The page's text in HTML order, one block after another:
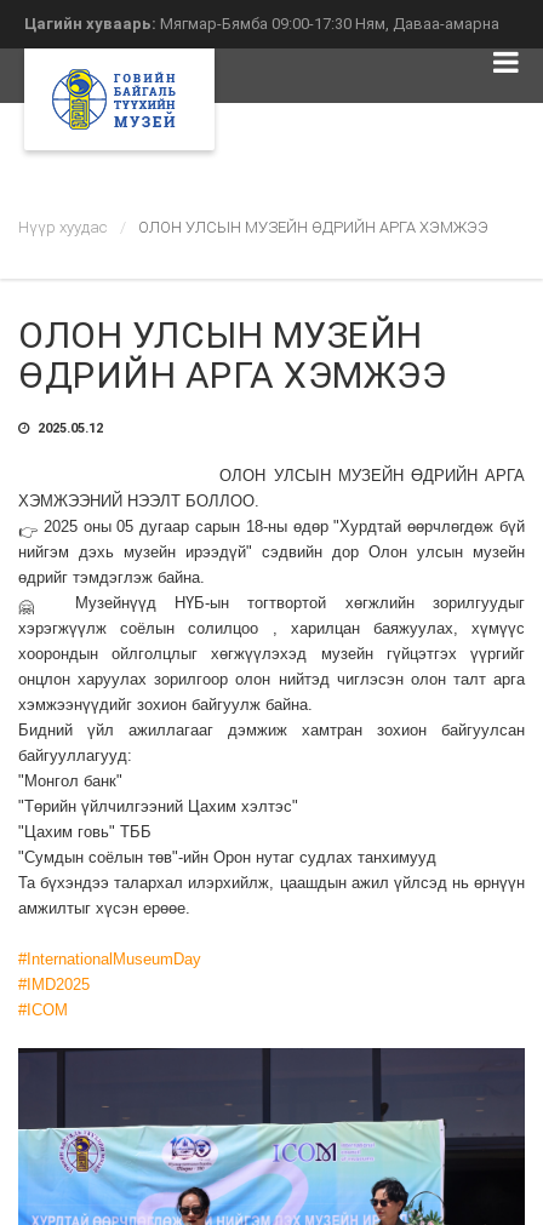
Цагийн хуваарь: Мягмар-Бямба 09:00-17:30 Ням, Даваа-амарна
(10-р сарын 01-аас 4-р сарын 30)
Нүүр хуудас ОЛОН УЛСЫН МУЗЕЙН ӨДРИЙН АРГА ХЭМЖЭЭ
ОЛОН УЛСЫН МУЗЕЙН
ӨДРИЙН АРГА ХЭМЖЭЭ
2025.05.12
ОЛОН УЛСЫН МУЗЕЙН ӨДРИЙН АРГА
ХЭМЖЭЭНИЙ НЭЭЛТ БОЛЛОО.
2025 оны 05 дугаар сарын 18-ны өдөр "Хурдтай өөрчлөгдөж бүй
нийгэм дэхь музейн ирээдүй" сэдвийн дор Олон улсын музейн
өдрийг тэмдэглэж байна.
Музейнүүд НҮБ-ын тогтвортой хөгжлийн зорилгуудыг
хэрэгжүүлж соёлын солилцоо , харилцан баяжуулах, хүмүүс
хоорондын ойлголцлыг хөгжүүлэхэд музейн гүйцэтгэх үүргийг
онцлон харуулах зорилгоор олон нийтэд чиглэсэн олон талт арга
хэмжээнүүдийг зохион байгуулж байна.
Бидний үйл ажиллагааг дэмжиж хамтран зохион байгуулсан
байгууллагууд:
"Монгол банк"
"Төрийн үйлчилгээний Цахим хэлтэс"
"Цахим говь" ТББ
"Сумдын соёлын төв"-ийн Орон нутаг судлах танхимууд
Та бүхэндээ талархал илэрхийлж, цаашдын ажил үйлсэд нь өрнүүн
амжилтыг хүсэн ерөөе.
#InternationalMuseumDay
#IMD2025
#ICOM